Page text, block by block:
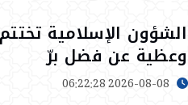
الشؤون الإسلامية
وعظية عن فضل برّ